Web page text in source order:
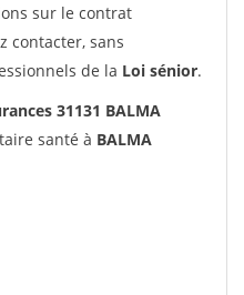
sur le contrat
contacter, sans
de la Loi sénior.
31131 BALMA
santé à BALMA